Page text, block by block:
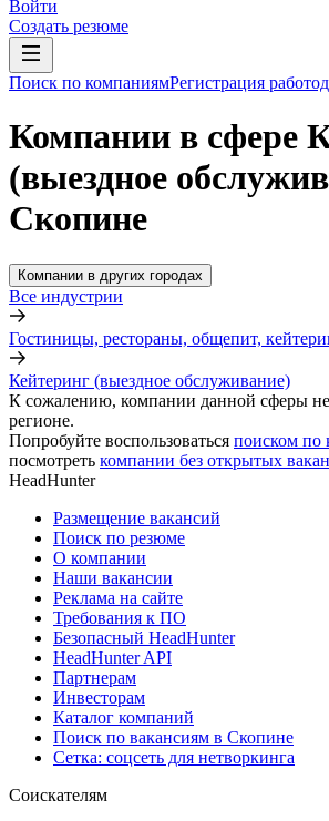
Войти
Создать резюме
Поиск по компаниямРегистрация
Компании в сфере
(выездное
Скопине
Компании в других городах
Все индустрии
Гостиницы, рестораны, общепит,
Кейтеринг (выездное обслуживание)
К сожалению, компании данной сферы
регионе.
Попробуйте воспользоваться поиском по
посмотреть компании без открытых
HeadHunter
Размещение вакансий
Поиск по резюме
О компании
Наши вакансии
Реклама на сайте
Требования к ПО
Безопасный HeadHunter
HeadHunter API
Партнерам
Инвесторам
Каталог компаний
Поиск по вакансиям в Скопине
Сетка: соцсеть для нетворкинга
Соискателям